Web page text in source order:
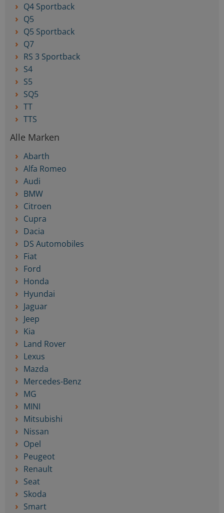
Q4 Sportback
Q5
Q5 Sportback
Q7
RS 3 Sportback
S4
S5
SQ5
TT
TTS
Alle Marken
Abarth
Alfa Romeo
Audi
BMW
Citroen
Cupra
Dacia
DS Automobiles
Fiat
Ford
Honda
Hyundai
Jaguar
Jeep
Kia
Land Rover
Lexus
Mazda
Mercedes-Benz
MG
MINI
Mitsubishi
Nissan
Opel
Peugeot
Renault
Seat
Skoda
Smart